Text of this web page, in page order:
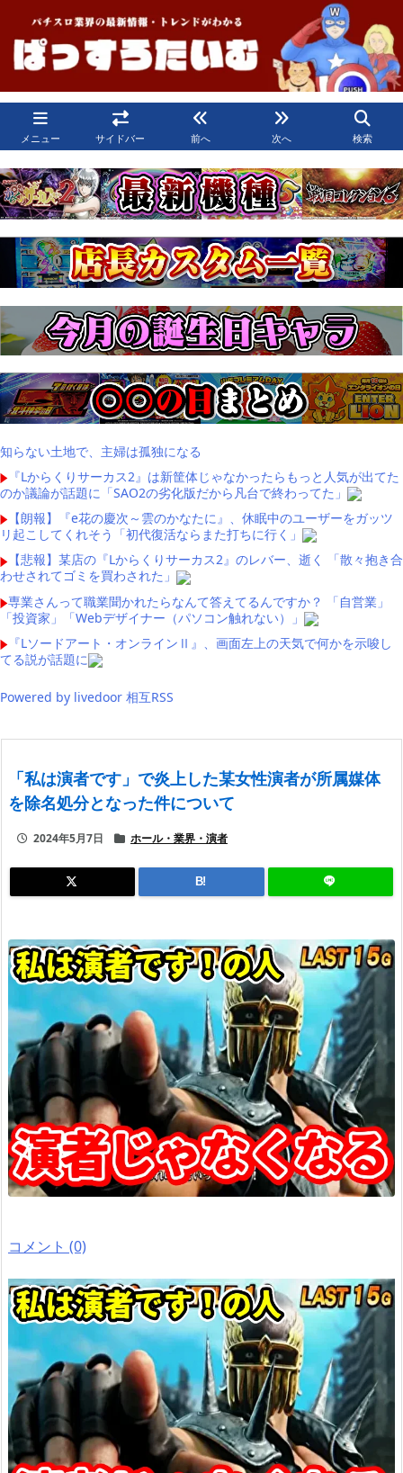
メニュー サイドバー 前へ 次へ 検索
知らない土地で、主婦は孤独になる
『Lからくりサーカス2』は新筐体じゃなかったらもっと人気が出てた
のか議論が話題に「SAO2の劣化版だから凡台で終わってた」
【朗報】『e花の慶次～雲のかなたに』、休眠中のユーザーをガッツ
リ起こしてくれそう「初代復活ならまた打ちに行く」
【悲報】某店の『Lからくりサーカス2』のレバー、逝く 「散々抱き合
わせされてゴミを買わされた」
専業さんって職業聞かれたらなんて答えてるんですか？ 「自営業」
「投資家」「Webデザイナー（パソコン触れない）」
『Lソードアート・オンラインⅡ』、画面左上の天気で何かを示唆し
てる説が話題に
Powered by livedoor 相互RSS
「私は演者です」で炎上した某女性演者が所属媒体
を除名処分となった件について
2024年5月7日 ホール・業界・演者
B!
コメント (0)